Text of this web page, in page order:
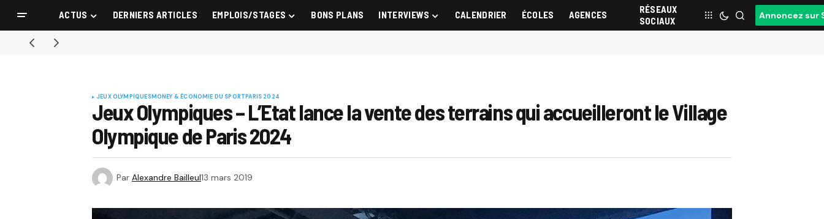
ACTUS DERNIERS ARTICLES EMPLOIS/STAGES BONS PLANS INTERVIEWS CALENDRIER ÉCOLES AGENCES
RÉSEAUX
SOCIAUX
Annoncez sur
JEUX OLYMPIQUESMONEY & ÉCONOMIE DU SPORTPARIS 2024
Jeux Olympiques – L’Etat lance la vente des terrains qui accueilleront le Village
Olympique de Paris 2024
Par Alexandre Bailleul13 mars 2019